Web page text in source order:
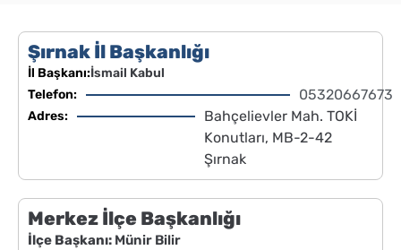
Şırnak İl Başkanlığı
İl Başkanı:İsmail Kabul
Telefon:
05320667673
Adres:
Bahçelievler Mah. TOKİ
Konutları, MB-2-42
Şırnak
Merkez İlçe Başkanlığı
İlçe Başkanı: Münir Bilir